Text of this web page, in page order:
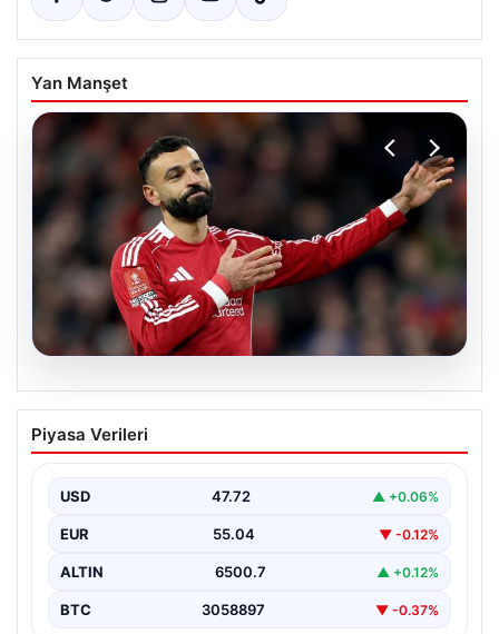
Yan Manşet
05.08.2026
Beşiktaş’tan Mohamed Salah sonrası
dev hamle!
Piyasa Verileri
USD 47.72 ▲ +0.06%
EUR 55.04 ▼ -0.12%
ALTIN 6500.7 ▲ +0.12%
BTC 3058897 ▼ -0.37%